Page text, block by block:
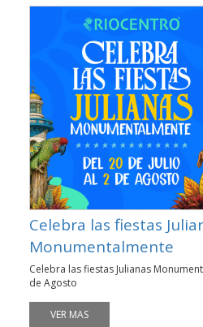
Celebra las fiestas
Monumentalmente
Celebra las fiestas Julianas
de Agosto
VER MAS